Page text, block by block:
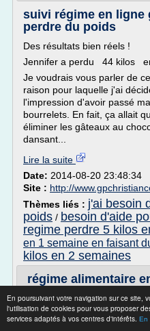
En poursuivant votre navigation sur ce site,
l'utilisation de cookies pour vous proposer
services adaptés à vos centres d'intérêts. En
suivi régime en ligne
perdre du poids
Des résultats bien réels !
Jennifer a perdu 44 kilos
Je voudrais vous parler de
raison pour laquelle j'ai
l'impression d'avoir passé
bourrelets. En fait, ça allait
éliminer les gâteaux au
dansant...
Lire la suite
Date: 2014-08-20 23:48:34
Site : http://
Thèmes liés : j'ai besoin
poids / besoin d'aide
regime perdre 5 kilos
en 1 semaine en faisant
kilos en 2 semaines
régime alimentaire
Des résultats bien réels !
Jennifer a perdu 44 kilos